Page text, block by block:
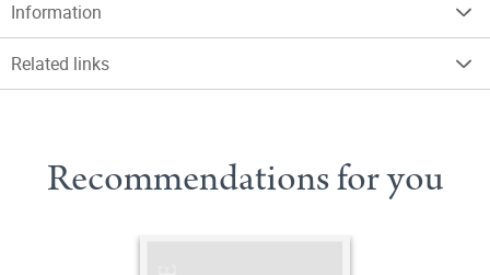
Information
Related links
Recommendations for you